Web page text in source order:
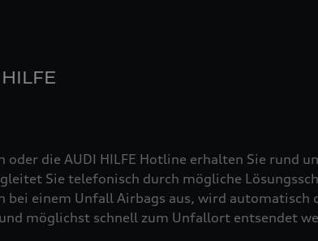
die AUDI HILFE Hotline erhalten Sie rund
Sie telefonisch durch mögliche
bei einem Unfall Airbags aus, wird
möglichst schnell zum Unfallort entsendet